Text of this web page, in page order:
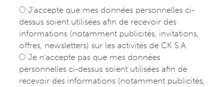
J’accepte que mes données personnelles ci-
dessus soient utilisées afin de recevoir des
informations (notamment publicités, invitations,
offres, newsletters) sur les activités de CK S.A.
Je n’accepte pas que mes données
personnelles ci-dessus soient utilisées afin de
recevoir des informations (notamment publicités,